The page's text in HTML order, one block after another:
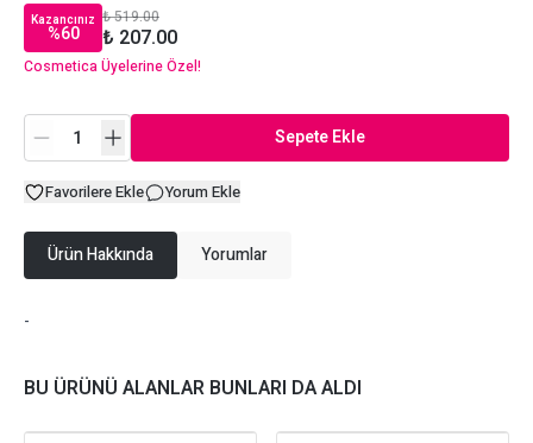
Kazancınız
%60
₺ 519.00
₺ 207.00
Cosmetica Üyelerine Özel!
Sepete Ekle
Favorilere Ekle Yorum Ekle
Ürün Hakkında Yorumlar
-
BU ÜRÜNÜ ALANLAR BUNLARI DA ALDI